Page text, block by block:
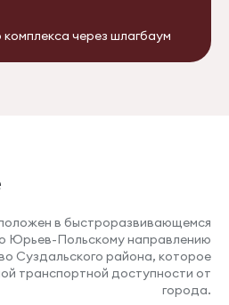
через шлагбаум
в быстроразвивающемся
Юрьев-Польскому направлению
Суздальского района, которое
транспортной доступности от
города.